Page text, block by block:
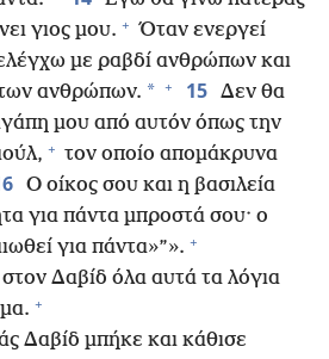
γιος μου. + Όταν ενεργεί
με ραβδί ανθρώπων και
ανθρώπων. * + 15 Δεν θα
μου από αυτόν όπως την
+ τον οποίο απομάκρυνα
Ο οίκος σου και η βασιλεία
για πάντα μπροστά σου· ο
για πάντα»”». +
Δαβίδ όλα αυτά τα λόγια
+
Δαβίδ μπήκε και κάθισε